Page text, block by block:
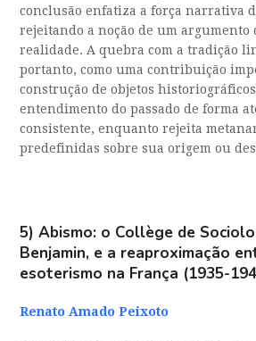
conclusão enfatiza a força narrativa
rejeitando a noção de um argumento
realidade. A quebra com a tradição
portanto, como uma contribuição
construção de objetos
entendimento do passado de forma
consistente, enquanto rejeita
predefinidas sobre sua origem ou
5)Abismo: o Collège de
Benjamin, e a reaproximação
esoterismo na França (1935-
Renato Amado Peixoto